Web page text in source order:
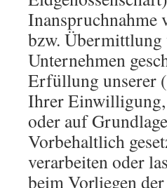
Inanspruchnahme
bzw. Übermittlung
Unternehmen
Erfüllung unserer
Ihrer
oder auf
Vorbehaltlich
verarbeiten oder
beim Vorliegen